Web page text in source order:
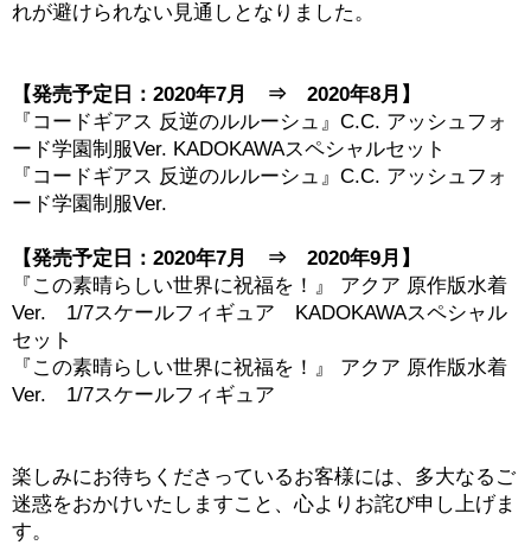
れが避けられない見通しとなりました。
【発売予定日：2020年7月 ⇒ 2020年8月】
『コードギアス 反逆のルルーシュ』C.C. アッシュフォ
ード学園制服Ver. KADOKAWAスペシャルセット
『コードギアス 反逆のルルーシュ』C.C. アッシュフォ
ード学園制服Ver.
【発売予定日：2020年7月 ⇒ 2020年9月】
『この素晴らしい世界に祝福を！』 アクア 原作版水着
Ver. 1/7スケールフィギュア KADOKAWAスペシャル
セット
『この素晴らしい世界に祝福を！』 アクア 原作版水着
Ver. 1/7スケールフィギュア
楽しみにお待ちくださっているお客様には、多大なるご
迷惑をおかけいたしますこと、心よりお詫び申し上げま
す。